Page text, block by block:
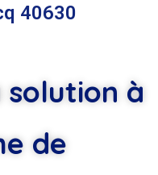
40630
solution à
de